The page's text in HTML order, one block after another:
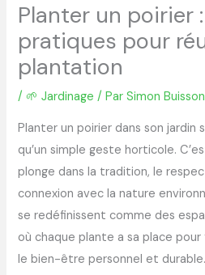
Planter un poirier
pratiques pour
plantation
/ 🌱 Jardinage / ParSimon Buisson
Planter un poirier dans son jardin
qu’un simple geste horticole.
plonge dans la tradition, le
connexion avec la nature
se redéfinissent comme des
où chaque plante a sa place
le bien-être personnel et durable.